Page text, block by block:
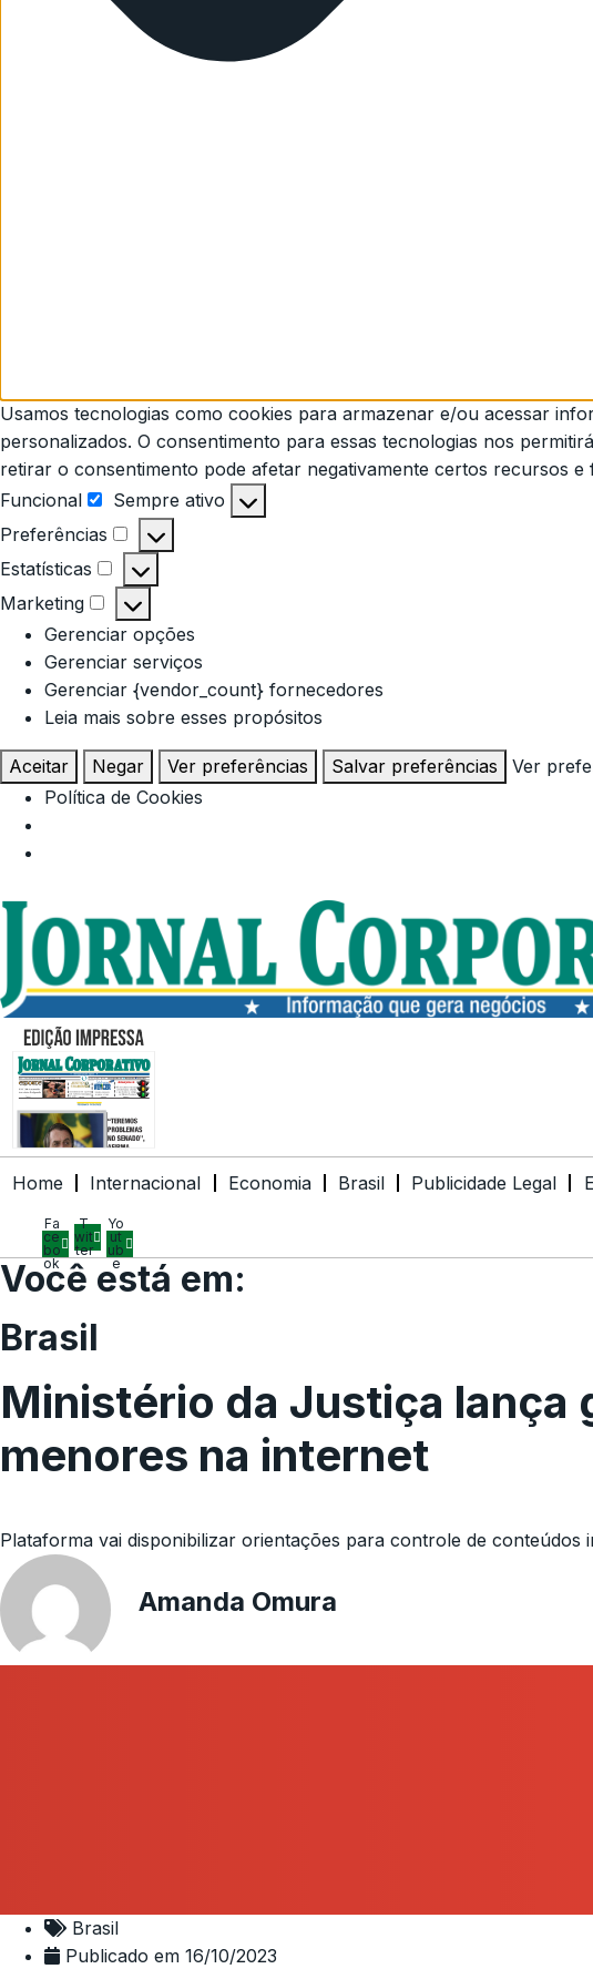
Usamos tecnologias como cookies para armazenar e/ou acessar
personalizados. O consentimento para essas tecnologias nos
retirar o consentimento pode afetar negativamente certos recursos e
Funcional
Funcional
Sempre ativo
Preferências
Preferências
Estatísticas
Estatísticas
Marketing
Marketing
Gerenciar opções
Gerenciar serviços
Gerenciar {vendor_count} fornecedores
Leia mais sobre esses propósitos
Aceitar Negar Ver preferências Salvar preferências
Ver
Política de Cookies
Home Internacional Economia Brasil Publicidade Legal
Fa
ce
bo
ok
T
wit
ter
Yo
ut
ub
e
Você está em:
Brasil
Ministério da Justiça lança
menores na internet
Plataforma vai disponibilizar orientações para controle de
Amanda Omura
Brasil
Publicado em 16/10/2023